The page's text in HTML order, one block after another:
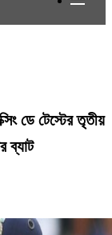
ডে টেস্টের তৃতীয়
ব্যাট